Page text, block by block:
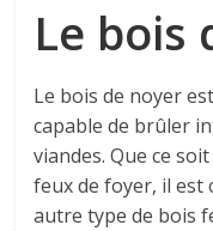
Le bois
Le bois de noyer
capable de brûler
viandes. Que ce
feux de foyer, il est
autre type de bois